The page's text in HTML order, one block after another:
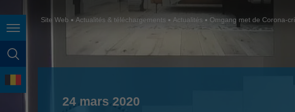
page search
language
France français
english
Italia
Site Web Actualités & téléchargements Actualités Omgang met de Corona-
24 mars 2020